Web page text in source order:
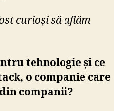
curioși să aflăm
tehnologie și ce
o companie care
companii?